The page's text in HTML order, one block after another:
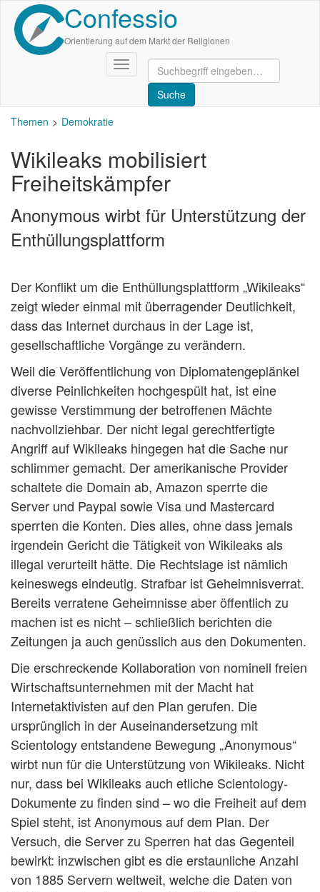
Direkt
zum
Inhalt
Confessio
Orientierung auf dem Markt der Religionen
Navigation
aktivieren/deaktivieren
Themen Demokratie
Wikileaks mobilisiert
Freiheitskämpfer
Anonymous wirbt für Unterstützung der
Enthüllungsplattform
Der Konflikt um die Enthüllungsplattform „Wikileaks“
zeigt wieder einmal mit überragender Deutlichkeit,
dass das Internet durchaus in der Lage ist,
gesellschaftliche Vorgänge zu verändern.
Weil die Veröffentlichung von Diplomatengeplänkel
diverse Peinlichkeiten hochgespült hat, ist eine
gewisse Verstimmung der betroffenen Mächte
nachvollziehbar. Der nicht legal gerechtfertigte
Angriff auf Wikileaks hingegen hat die Sache nur
schlimmer gemacht. Der amerikanische Provider
schaltete die Domain ab, Amazon sperrte die
Server und Paypal sowie Visa und Mastercard
sperrten die Konten. Dies alles, ohne dass jemals
irgendein Gericht die Tätigkeit von Wikileaks als
illegal verurteilt hätte. Die Rechtslage ist nämlich
keineswegs eindeutig. Strafbar ist Geheimnisverrat.
Bereits verratene Geheimnisse aber öffentlich zu
machen ist es nicht – schließlich berichten die
Zeitungen ja auch genüsslich aus den Dokumenten.
Die erschreckende Kollaboration von nominell freien
Wirtschaftsunternehmen mit der Macht hat
Internetaktivisten auf den Plan gerufen. Die
ursprünglich in der Auseinandersetzung mit
Scientology entstandene Bewegung „Anonymous“
wirbt nun für die Unterstützung von Wikileaks. Nicht
nur, dass bei Wikileaks auch etliche Scientology-
Dokumente zu finden sind – wo die Freiheit auf dem
Spiel steht, ist Anonymous auf dem Plan. Der
Versuch, die Server zu Sperren hat das Gegenteil
bewirkt: inzwischen gibt es die erstaunliche Anzahl
von 1885 Servern weltweit, welche die Daten von